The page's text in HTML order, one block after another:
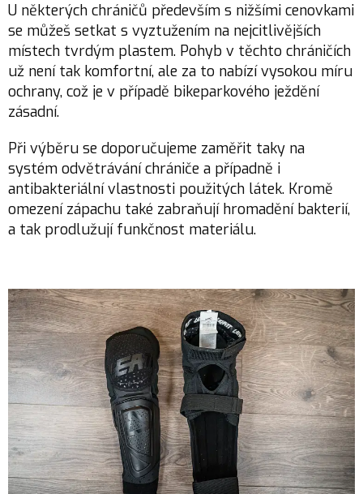
U některých chráničů především s nižšími cenovkami
se můžeš setkat s vyztužením na nejcitlivějších
místech tvrdým plastem. Pohyb v těchto chráničích
už není tak komfortní, ale za to nabízí vysokou míru
ochrany, což je v případě bikeparkového ježdění
zásadní.
Při výběru se doporučujeme zaměřit taky na
systém odvětrávání chrániče a případně i
antibakteriální vlastnosti použitých látek. Kromě
omezení zápachu také zabraňují hromadění bakterií,
a tak prodlužují funkčnost materiálu.